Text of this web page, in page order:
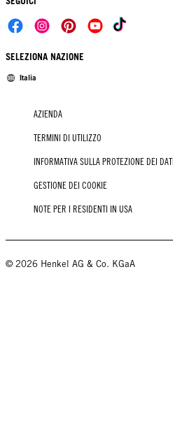
SELEZIONA NAZIONE
Italia
AZIENDA
TERMINI DI UTILIZZO
INFORMATIVA SULLA PROTEZIONE DEI DATI
GESTIONE DEI COOKIE
NOTE PER I RESIDENTI IN USA
© 2026 Henkel AG & Co. KGaA